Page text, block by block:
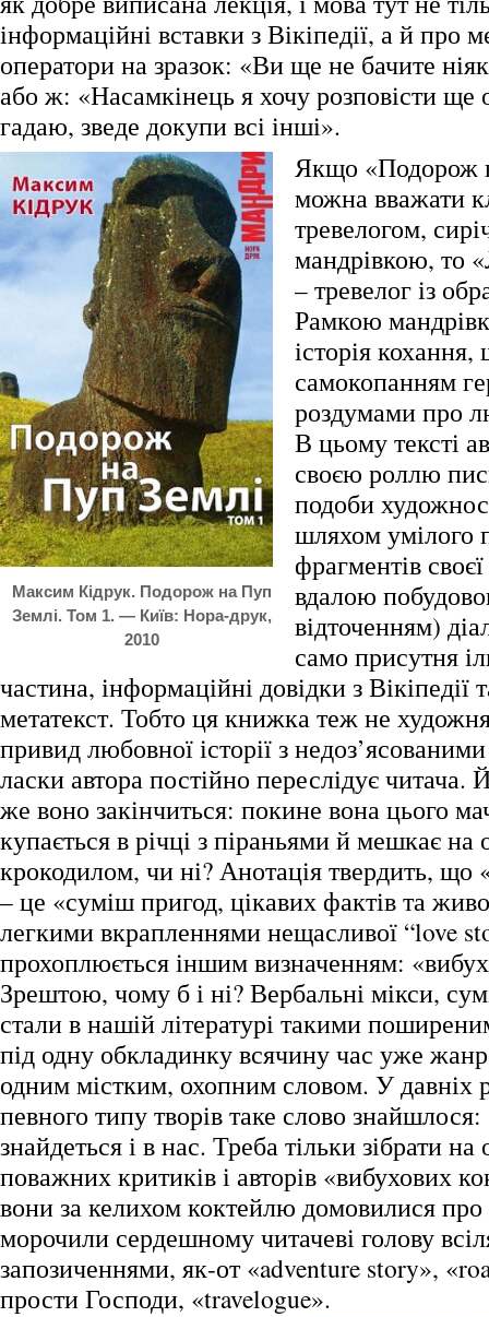
інформаційні вставки з Вікіпедії, а й про
оператори на зразок: «Ви ще не бачите
або ж: «Насамкінець я хочу розповісти ще
гадаю, зведе докупи всі інші».
Максим Кідрук. Подорож на Пуп
Землі. Том 1. — Київ: Нора-друк,
2010
Якщо «Подорож
можна вважати
тревелогом,
мандрівкою, то
– тревелог із
Рамкою
історія
самокопанням
роздумами про
В цьому тексті
своєю роллю
подоби
шляхом умілого
фрагментів
вдалою
відточенням)
само присутня
частина, інформаційні довідки з Вікіпедії
метатекст. Тобто ця книжка теж не
привид любовної історії з
ласки автора постійно переслідує читача.
же воно закінчиться: покине вона цього
купається в річці з піраньями й мешкає на
крокодилом, чи ні? Анотація твердить, що
– це «суміш пригод, цікавих фактів та
легкими вкрапленнями нещасливої “love
прохоплюється іншим визначенням:
Зрештою, чому б і ні? Вербальні мікси,
стали в нашій літературі такими
під одну обкладинку всячину час уже
одним містким, охопним словом. У давніх
певного типу творів таке слово
знайдеться і в нас. Треба тільки зібрати
поважних критиків і авторів «вибухових
вони за келихом коктейлю домовилися
морочили сердешному читачеві голову
запозиченнями, як-от «adventure story»,
прости Господи, «travelogue».